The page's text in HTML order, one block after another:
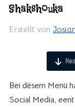
Shakshouka
Erstellt von
Bei dësem Menü
Social Media,